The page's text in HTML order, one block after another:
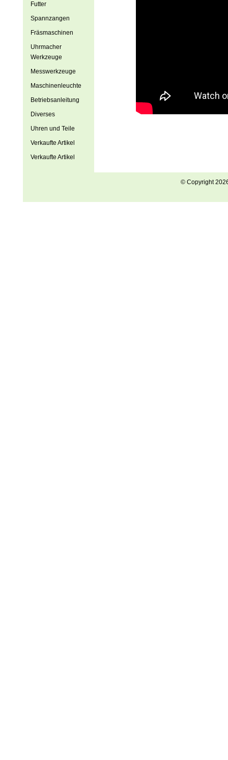
Futter
Spannzangen
Fräsmaschinen
Uhrmacher
Werkzeuge
Messwerkzeuge
Maschinenleuchte
Betriebsanleitung
Diverses
Uhren und Teile
Verkaufte Artikel
Verkaufte Artikel
© Copyright